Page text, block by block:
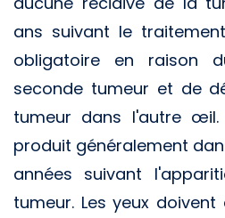
ans suivant le
obligatoire en raison
seconde tumeur et de
tumeur dans l'autre œil.
produit généralement
années suivant
tumeur. Les yeux